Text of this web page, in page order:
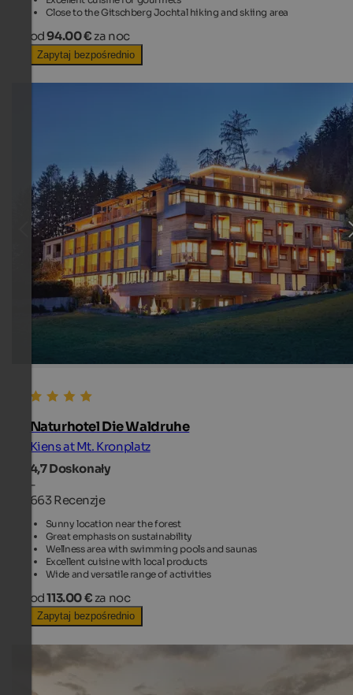
Close to the Gitschberg Jochtal hiking and skiing area
od94.00 € za noc
Zapytaj bezpośrednio
Naturhotel Die Waldruhe
Kiens at Mt. Kronplatz
4,7Doskonały
-
663 Recenzje
Sunny location near the forest
Great emphasis on sustainability
Wellness area with swimming pools and saunas
Excellent cuisine with local products
Wide and versatile range of activities
od113.00 € za noc
Zapytaj bezpośrednio
TOP HOTEL